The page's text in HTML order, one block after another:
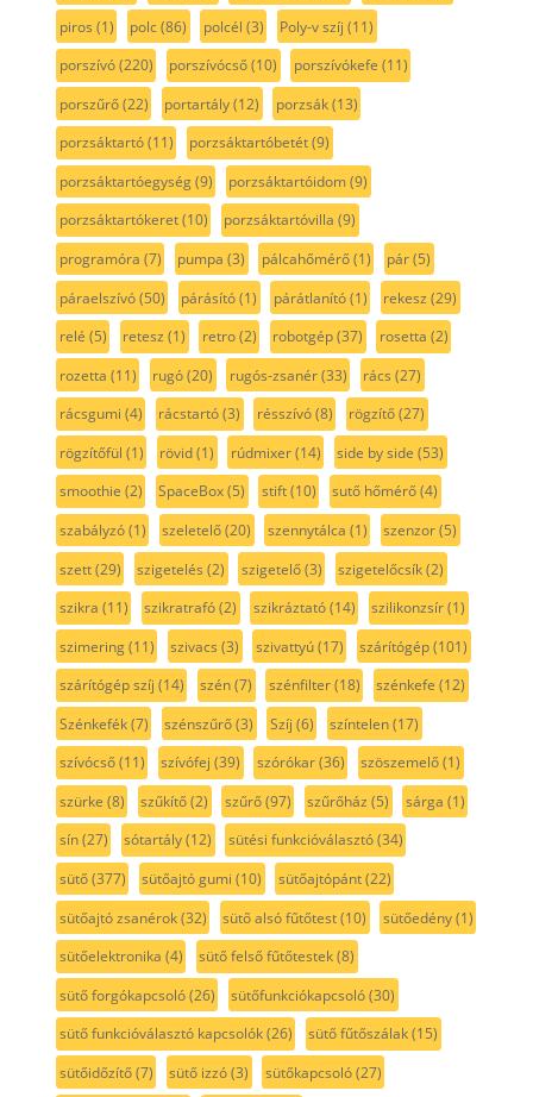
piros (1) polc(86) polcél (3) Poly-v szíj (11)
porszívó(220) porszívócső(10) porszívókefe (11)
porszűrő(22) portartály(12) porzsák(13)
porzsáktartó(11) porzsáktartóbetét(9)
porzsáktartóegység(9) porzsáktartóidom(9)
porzsáktartókeret(10) porzsáktartóvilla (9)
programóra (7) pumpa (3) pálcahőmérő(1) pár(5)
páraelszívó(50) párásító(1) párátlanító(1) rekesz (29)
relé (5) retesz (1) retro(2) robotgép(37) rosetta (2)
rozetta (11) rugó(20) rugós-zsanér(33) rács (27)
rácsgumi (4) rácstartó(3) résszívó(8) rögzítő(27)
rögzítőfül (1) rövid(1) rúdmixer(14) side by side (53)
smoothie (2) SpaceBox(5) stift(10) sutő hőmérő(4)
szabályzó(1) szeletelő(20) szennytálca (1) szenzor(5)
szett(29) szigetelés (2) szigetelő(3) szigetelőcsík(2)
szikra (11) szikratrafó(2) szikráztató(14) szilikonzsír(1)
szimering(11) szivacs (3) szivattyú(17) szárítógép(101)
szárítógép szíj (14) szén(7) szénfilter(18) szénkefe (12)
Szénkefék(7) szénszűrő(3) Szíj (6) színtelen(17)
szívócső(11) szívófej (39) szórókar(36) szöszemelő(1)
szürke (8) szűkítő(2) szűrő(97) szűrőház (5) sárga (1)
sín(27) sótartály(12) sütési funkcióválasztó(34)
sütő(377) sütőajtó gumi (10) sütőajtópánt(22)
sütőajtó zsanérok(32) sütő alsó fűtőtest(10) sütőedény(1)
sütőelektronika (4) sütő felső fűtőtestek(8)
sütő forgókapcsoló(26) sütőfunkciókapcsoló(30)
sütő funkcióválasztó kapcsolók(26) sütő fűtőszálak(15)
sütőidőzítő(7) sütő izzó(3) sütőkapcsoló(27)